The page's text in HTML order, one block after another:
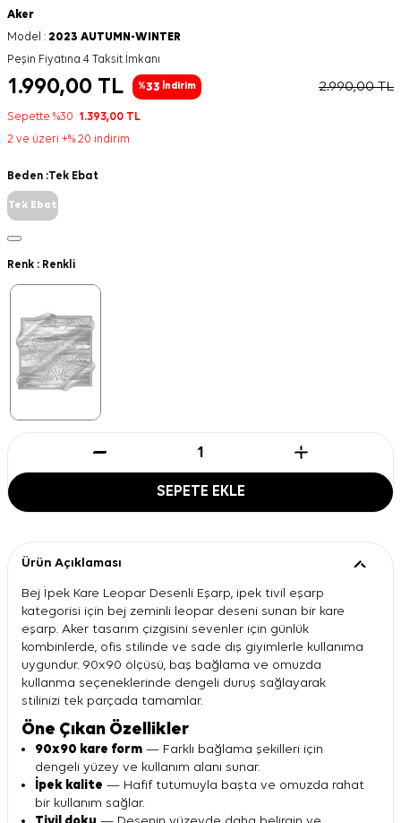
Aker
Model : 2023 AUTUMN-WINTER
Peşin Fiyatına 4 Taksit İmkanı
1.990,00 TL %33 İndirim 2.990,00TL
Sepette %30 1.393,00 TL
2 ve üzeri +% 20 indirim
Beden :Tek Ebat
Tek Ebat
Renk : Renkli
SEPETE EKLE
Ürün Açıklaması
Bej İpek Kare Leopar Desenli Eşarp, ipek tivil eşarp
kategorisi için bej zeminli leopar deseni sunan bir kare
eşarp. Aker tasarım çizgisini sevenler için günlük
kombinlerde, ofis stilinde ve sade dış giyimlerle kullanıma
uygundur. 90x90 ölçüsü, baş bağlama ve omuzda
kullanma seçeneklerinde dengeli duruş sağlayarak
stilinizi tek parçada tamamlar.
Öne Çıkan Özellikler
90x90 kare form — Farklı bağlama şekilleri için
dengeli yüzey ve kullanım alanı sunar.
İpek kalite — Hafif tutumuyla başta ve omuzda rahat
bir kullanım sağlar.